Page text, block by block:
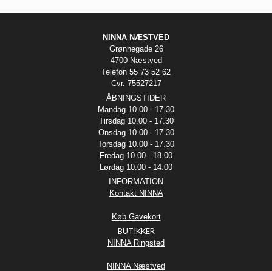
NINNA NÆSTVED
Grønnegade 26
4700 Næstved
Telefon 55 73 52 62
Cvr. 75527217
ÅBNINGSTIDER
Mandag 10.00 - 17.30
Tirsdag 10.00 - 17.30
Onsdag 10.00 - 17.30
Torsdag 10.00 - 17.30
Fredag 10.00 - 18.00
Lørdag 10.00 - 14.00
INFORMATION
Kontakt NINNA
Køb Gavekort
BUTIKKER
NINNA Ringsted
NINNA Næstved